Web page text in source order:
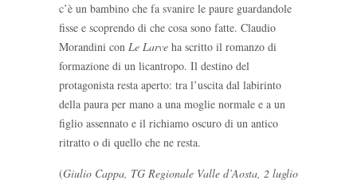
c’è un bambino che fa svanire le paure guardandole
fisse e scoprendo di che cosa sono fatte. Claudio
Morandini con Le Larve ha scritto il romanzo di
formazione di un licantropo. Il destino del
protagonista resta aperto: tra l’uscita dal labirinto
della paura per mano a una moglie normale e a un
figlio assennato e il richiamo oscuro di un antico
ritratto o di quello che ne resta.
(Giulio Cappa, TG Regionale Valle d’Aosta, 2 luglio